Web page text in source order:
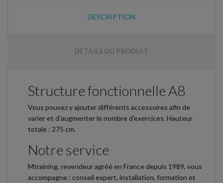
DESCRIPTION
DÉTAILS DU PRODUIT
Structure fonctionnelle A8
Vous pouvez y ajouter différents accessoires afin de
varier et d'augmenter le nombre d'exercices. Hauteur
totale : 275 cm.
Notre service
Mtraining, revendeur agréé en France depuis 1989, vous
accompagne : conseil expert, installation, formation et